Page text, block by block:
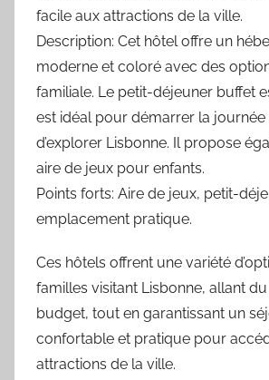
facile aux attractions de la ville.
Description: Cet hôtel offre un
moderne et coloré avec des
familiale. Le petit-déjeuner buffet
est idéal pour démarrer la journée
d’explorer Lisbonne. Il propose
aire de jeux pour enfants.
Points forts: Aire de jeux, petit-
emplacement pratique.
Ces hôtels offrent une variété
familles visitant Lisbonne, allant
budget, tout en garantissant un
confortable et pratique pour
attractions de la ville.